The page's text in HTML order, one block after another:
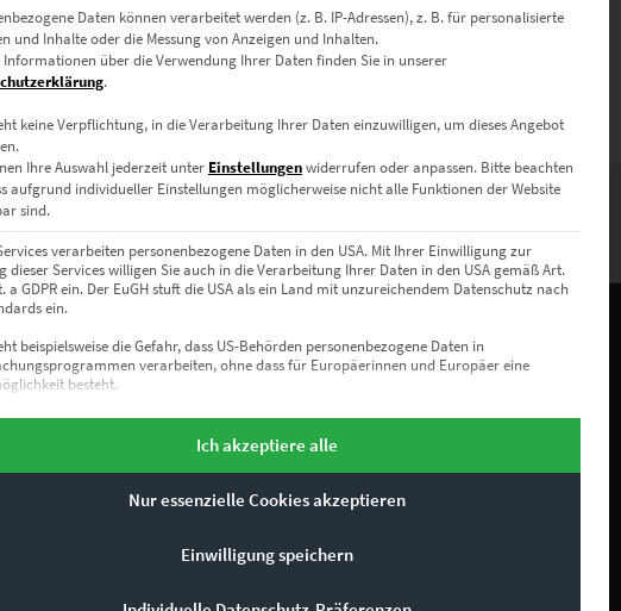
ZURÜCK NACH OBEN
PRODUKTE
Daten können verarbeitet werden (z. B. IP-Adressen), z. B. für personalisierte
und Inhalte oder die Messung von Anzeigen und Inhalten.
Informationen über die Verwendung Ihrer Daten finden Sie in unserer
.
keine Verpflichtung, in die Verarbeitung Ihrer Daten einzuwilligen, um dieses Angebot
Ihre Auswahl jederzeit unter Einstellungenwiderrufen oder anpassen. Bitte beachten
aufgrund individueller Einstellungen möglicherweise nicht alle Funktionen der Website
sind.
verarbeiten personenbezogene Daten in den USA. Mit Ihrer Einwilligung zur
dieser Services willigen Sie auch in die Verarbeitung Ihrer Daten in den USA gemäß Art.
a GDPR ein. Der EuGH stuft die USA als ein Land mit unzureichendem Datenschutz nach
ein.
beispielsweise die Gefahr, dass US-Behörden personenbezogene Daten in
verarbeiten, ohne dass für Europäerinnen und Europäer eine
besteht.
eine Liste der Service-Gruppen, für die eine Einwilligung erteilt werden
Besucher mit unserer Website umgehen.
Ich akzeptiere alle
Nur essenzielle Cookies akzeptieren
Einwilligung speichern